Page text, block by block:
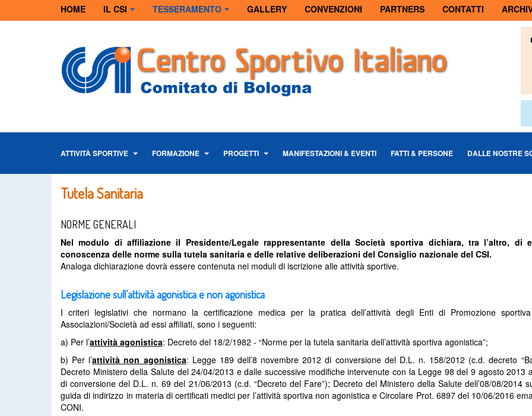
HOME IL CSI TESSERAMENTO GALLERY CONVENZIONI PARTNERS CONTATTI
ATTIVITÀ SPORTIVE FORMAZIONE PROGETTI MANIFESTAZIONI & EVENTI FATTI & PERSONE DALLE NOSTRE
Tutela Sanitaria
NORME GENERALI
Nel modulo di affiliazione il Presidente/Legale rappresentante della Società sportiva dichiara, tra l’altro, di
conoscenza delle norme sulla tutela sanitaria e delle relative deliberazioni del Consiglio nazionale del CSI.
Analoga dichiarazione dovrà essere contenuta nei moduli di iscrizione alle attività sportive.
Legislazione sull’attività agonistica e non agonistica
I criteri legislativi che normano la certificazione medica per la pratica dell’attività degli Enti di Promozione
Associazioni/Società ad essi affiliati, sono i seguenti:
a) Per l’attività agonistica: Decreto del 18/2/1982 - “Norme per la tutela sanitaria dell’attività sportiva agonistica”;
b) Per l’attività non agonistica: Legge 189 dell’8 novembre 2012 di conversione del D.L. n. 158/2012 (c.d. decreto
Decreto Ministero della Salute del 24/04/2013 e dalle successive modifiche intervenute con la Legge 98 del 9 agosto 2013
di conversione del D.L. n. 69 del 21/06/2013 (c.d. “Decreto del Fare”); Decreto del Ministero della Salute dell’08/08/2014
guida di indirizzo in materia di certificati medici per l’attività sportiva non agonistica e Circolare Prot. 6897 del 10/06/2016
CONI.